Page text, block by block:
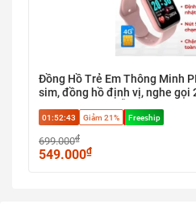
Đồng Hồ Trẻ Em Thông Minh
sim, đồng hồ định vị, nghe gọi
01:52:43 Giảm 21% Freeship
699.000₫
549.000₫